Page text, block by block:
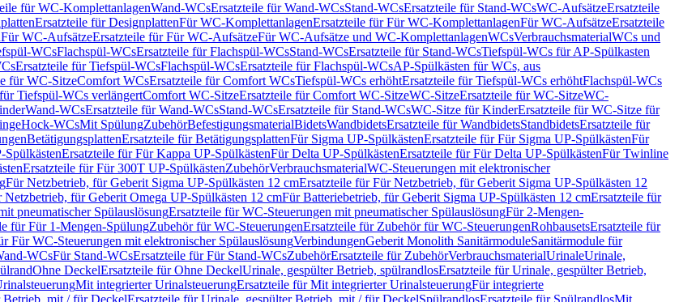
für WC-KomplettanlagenWand-WCsErsatzteile für Wand-WCsStand-WCsErsatzteile für Stand-WCsWC-AufsätzeErsatzteile
Ersatzteile für DesignplattenFür WC-KomplettanlagenErsatzteile für Für WC-KomplettanlagenFür WC-AufsätzeErsatzteile
Für WC-AufsätzeErsatzteile für Für WC-AufsätzeFür WC-Aufsätze und WC-KomplettanlagenWCsVerbrauchsmaterialWCs und
WCsFlachspül-WCsErsatzteile für Flachspül-WCsStand-WCsErsatzteile für Stand-WCsTiefspül-WCs für AP-Spülkasten
Ersatzteile für Tiefspül-WCsFlachspül-WCsErsatzteile für Flachspül-WCsAP-Spülkästen für WCs, aus
für WC-SitzeComfort WCsErsatzteile für Comfort WCsTiefspül-WCs erhöhtErsatzteile für Tiefspül-WCs erhöhtFlachspül-WCs
Tiefspül-WCs verlängertComfort WC-SitzeErsatzteile für Comfort WC-SitzeWC-SitzeErsatzteile für WC-SitzeWC-
Wand-WCsErsatzteile für Wand-WCsStand-WCsErsatzteile für Stand-WCsWC-Sitze für KinderErsatzteile für WC-Sitze für
Hock-WCsMit SpülungZubehörBefestigungsmaterialBidetsWandbidetsErsatzteile für WandbidetsStandbidetsErsatzteile für
BetätigungsplattenErsatzteile für BetätigungsplattenFür Sigma UP-SpülkästenErsatzteile für Für Sigma UP-SpülkästenFür
SpülkästenErsatzteile für Für Kappa UP-SpülkästenFür Delta UP-SpülkästenErsatzteile für Für Delta UP-SpülkästenFür Twinline
Ersatzteile für Für 300T UP-SpülkästenZubehörVerbrauchsmaterialWC-Steuerungen mit elektronischer
Für Netzbetrieb, für Geberit Sigma UP-Spülkästen 12 cmErsatzteile für Für Netzbetrieb, für Geberit Sigma UP-Spülkästen 12
Netzbetrieb, für Geberit Omega UP-Spülkästen 12 cmFür Batteriebetrieb, für Geberit Sigma UP-Spülkästen 12 cmErsatzteile für
pneumatischer SpülauslösungErsatzteile für WC-Steuerungen mit pneumatischer SpülauslösungFür 2-Mengen-
für Für 1-Mengen-SpülungZubehör für WC-SteuerungenErsatzteile für Zubehör für WC-SteuerungenRohbausetsErsatzteile für
Für WC-Steuerungen mit elektronischer SpülauslösungVerbindungenGeberit Monolith SanitärmoduleSanitärmodule für
WCsFür Stand-WCsErsatzteile für Für Stand-WCsZubehörErsatzteile für ZubehörVerbrauchsmaterialUrinaleUrinale,
Ohne DeckelErsatzteile für Ohne DeckelUrinale, gespülter Betrieb, spülrandlosErsatzteile für Urinale, gespülter Betrieb,
Mit integrierter UrinalsteuerungErsatzteile für Mit integrierter UrinalsteuerungFür integrierte
Betrieb, mit / für DeckelErsatzteile für Urinale, gespülter Betrieb, mit / für DeckelSpülrandlosErsatzteile für SpülrandlosMit